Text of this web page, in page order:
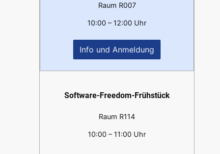
Raum R007
10:00 – 12:00 Uhr
Info und Anmeldung
Software-Freedom-Frühstück
Raum R114
10:00 – 11:00 Uhr